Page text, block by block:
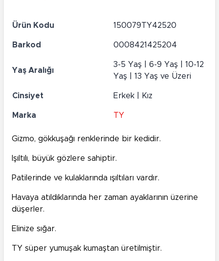
Ürün Kodu 150079TY42520
Barkod 0008421425204
Yaş Aralığı
3-5 Yaş | 6-9 Yaş | 10-12
Yaş | 13 Yaş ve Üzeri
Cinsiyet Erkek | Kız
Marka TY
Gizmo, gökkuşağı renklerinde bir kedidir.
Işıltılı, büyük gözlere sahiptir.
Patilerinde ve kulaklarında ışıltıları vardır.
Havaya atıldıklarında her zaman ayaklarının üzerine
düşerler.
Elinize sığar.
TY süper yumuşak kumaştan üretilmiştir.